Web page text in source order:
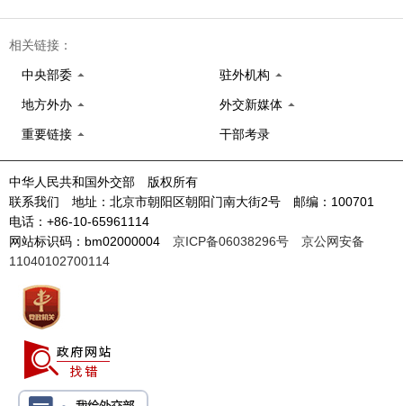
相关链接：
中央部委 驻外机构
地方外办 外交新媒体
重要链接 干部考录
中华人民共和国外交部 版权所有
联系我们 地址：北京市朝阳区朝阳门南大街2号 邮编：100701
电话：+86-10-65961114
网站标识码：bm02000004 京ICP备06038296号
京公网安备
11040102700114